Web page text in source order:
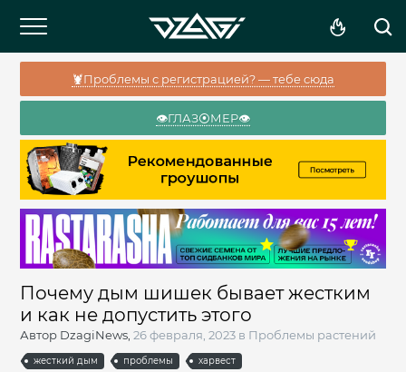
🦞Проблемы с регистрацией? — тебе сюда
👁️ГЛАЗ⦿МЕР👁️
Почему дым шишек бывает жестким
и как не допустить этого
Автор DzagiNews, 26 февраля, 2023 в Проблемы растений
жесткий дым проблемы харвест